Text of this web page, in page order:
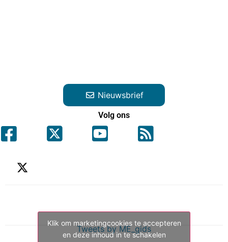
Nieuwsbrief
Volg ons
Tweets by ME_gids
Klik om marketingcookies te accepteren
en deze inhoud in te schakelen